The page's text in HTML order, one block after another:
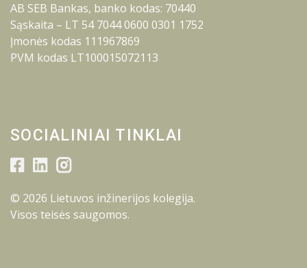
AB SEB Bankas, banko kodas: 70440
Sąskaita – LT 54 7044 0600 0301 1752
Įmonės kodas 111967869
PVM kodas LT100015072113
SOCIALINIAI TINKLAI
© 2026 Lietuvos inžinerijos kolegija.
Visos teisės saugomos.